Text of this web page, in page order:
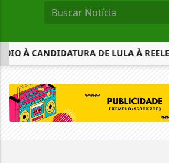
À CANDIDATURA DE LULA À